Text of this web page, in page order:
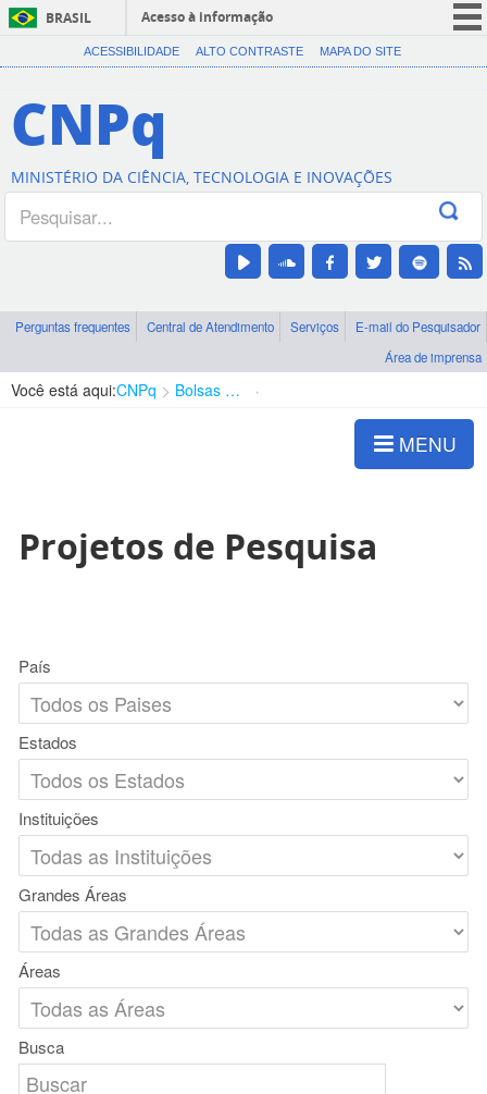
BRASIL
Acesso à informação
CORONAVÍRUS (COVID-19)
Canais
ACESSIBILIDADE ALTO CONTRASTE MAPA DO SITE
CNPq
MINISTÉRIO DA CIÊNCIA, TECNOLOGIA E INOVAÇÕES
Perguntas frequentes Central de Atendimento Serviços
E-mail do Pesquisador
Área de imprensa
Você está aqui:CNPq Bolsas e Auxílios Vigentes
MENU
Projetos de Pesquisa
País
Estados
Instituições
Grandes Áreas
Áreas
Busca